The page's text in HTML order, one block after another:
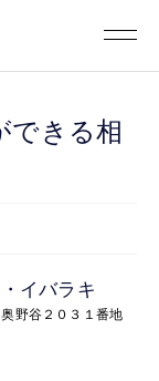
できる相
イバラキ
野谷２０３１番地